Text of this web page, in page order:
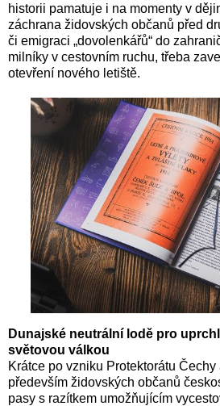
historii pamatuje i na momenty v
záchrana židovských občanů před
či emigraci „dovolenkářů“ do
milníky v cestovním ruchu, třeba
otevření nového letiště.
Dunajské neutrální lodě pro
světovou válkou
Krátce po vzniku Protektorátu
především židovských občanů
pasy s razítkem umožňujícím